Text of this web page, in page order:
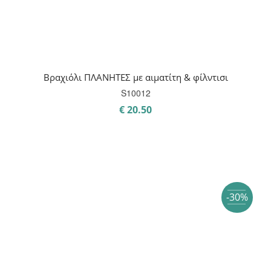
Βραχιόλι ΠΛΑΝΗΤΕΣ με αιματίτη & φίλντισι
S10012
€20.50
-30%